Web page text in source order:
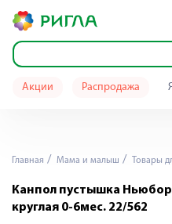
Акции Распродажа
Главная Мама и малыш Товары
Канпол пустышка
круглая 0-6мес. 22/562